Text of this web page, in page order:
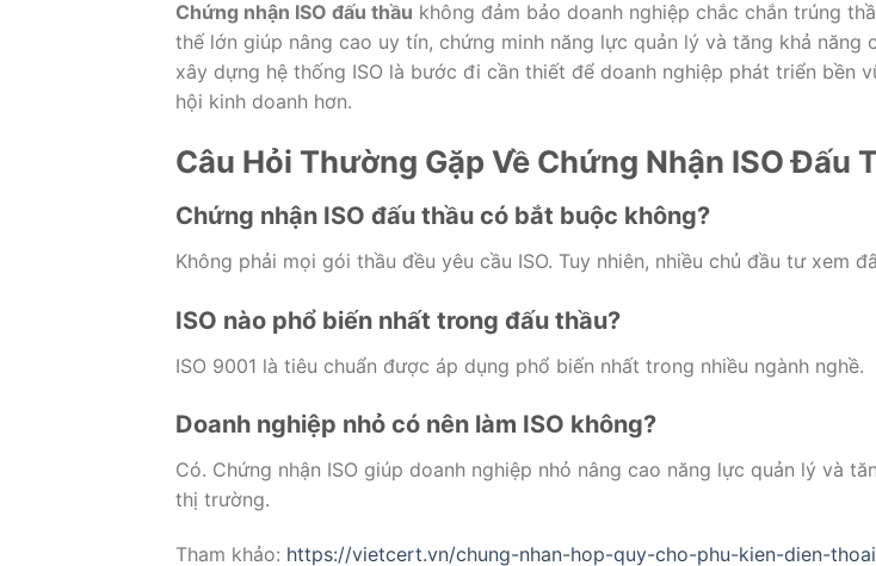
Chứng nhận ISO đấu thầu không đảm bảo doanh nghiệp chắc chắn trúng
thế lớn giúp nâng cao uy tín, chứng minh năng lực quản lý và tăng khả năng
xây dựng hệ thống ISO là bước đi cần thiết để doanh nghiệp phát triển bền
hội kinh doanh hơn.
Câu Hỏi Thường Gặp Về Chứng Nhận ISO Đấu
Chứng nhận ISO đấu thầu có bắt buộc không?
Không phải mọi gói thầu đều yêu cầu ISO. Tuy nhiên, nhiều chủ đầu tư xem
ISO nào phổ biến nhất trong đấu thầu?
ISO 9001 là tiêu chuẩn được áp dụng phổ biến nhất trong nhiều ngành nghề.
Doanh nghiệp nhỏ có nên làm ISO không?
Có. Chứng nhận ISO giúp doanh nghiệp nhỏ nâng cao năng lực quản lý và
thị trường.
Tham khảo: https://vietcert.vn/chung-nhan-hop-quy-cho-phu-kien-dien-